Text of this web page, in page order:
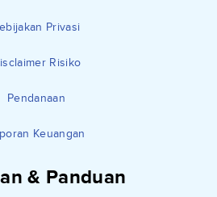
Privasi
Risiko
Pendanaan
Keuangan
& Panduan